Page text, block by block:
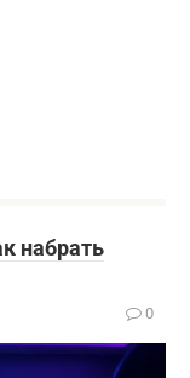
набрать
0